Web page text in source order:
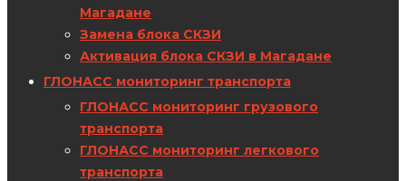
Магадане
Замена блока СКЗИ
Активация блока СКЗИ в Магадане
ГЛОНАСС мониторинг транспорта
ГЛОНАСС мониторинг грузового
транспорта
ГЛОНАСС мониторинг легкового
транспорта